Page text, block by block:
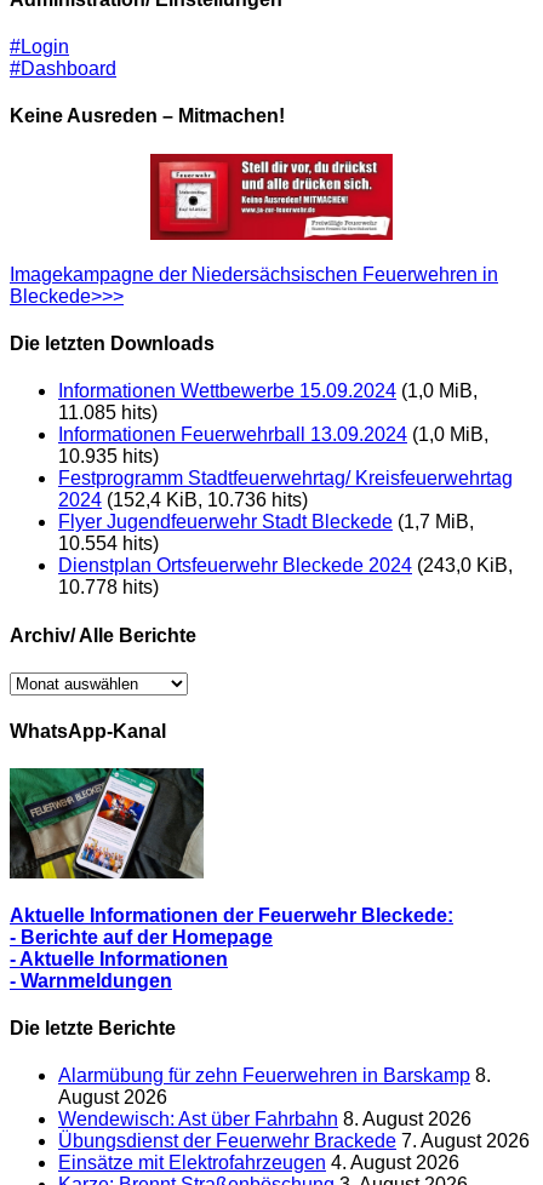
#Login
#Dashboard
Keine Ausreden – Mitmachen!
Imagekampagne der Niedersächsischen Feuerwehren in
Bleckede>>>
Die letzten Downloads
Informationen Wettbewerbe 15.09.2024 (1,0 MiB,
11.085 hits)
Informationen Feuerwehrball 13.09.2024 (1,0 MiB,
10.935 hits)
Festprogramm Stadtfeuerwehrtag/ Kreisfeuerwehrtag
2024 (152,4 KiB, 10.736 hits)
Flyer Jugendfeuerwehr Stadt Bleckede (1,7 MiB,
10.554 hits)
Dienstplan Ortsfeuerwehr Bleckede 2024 (243,0 KiB,
10.778 hits)
Archiv/ Alle Berichte
Archiv/
Berichte
WhatsApp-Kanal
Aktuelle Informationen der Feuerwehr Bleckede:
- Berichte auf der Homepage
- Aktuelle Informationen
- Warnmeldungen
Die letzte Berichte
Alarmübung für zehn Feuerwehren in Barskamp 8.
August 2026
Wendewisch: Ast über Fahrbahn 8. August 2026
Übungsdienst der Feuerwehr Brackede 7. August 2026
Einsätze mit Elektrofahrzeugen 4. August 2026